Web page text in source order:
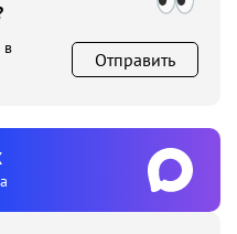
в
Отправить